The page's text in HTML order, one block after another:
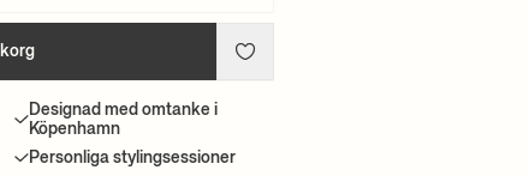
Designad med omtanke i
Köpenhamn
Personliga stylingsessioner